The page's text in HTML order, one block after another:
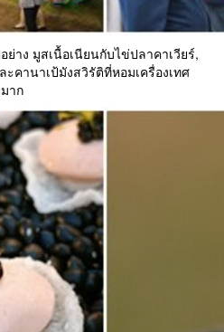
ย่าง มูสเนื้อเนียนกับไข่ปลาคาเวียร์,
คานาเป้มังสวิรัติที่หอมเครื่องเทศ
าก